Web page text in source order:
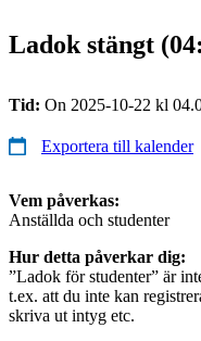
Ladok stängt
Tid: On 2025-10-22 kl
Exportera till kalender
Vem påverkas:
Anställda och studenter
Hur detta påverkar dig:
”Ladok för studenter” är
t.ex. att du inte kan
skriva ut intyg etc.